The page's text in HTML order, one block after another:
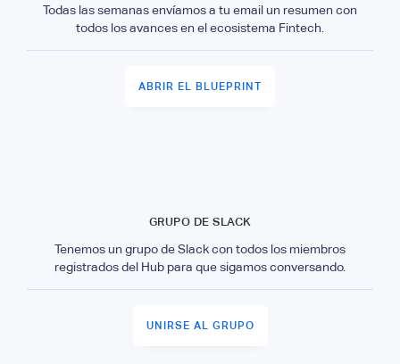
Todas las semanas envíamos a tu email un resumen con
todos los avances en el ecosistema Fintech.
ABRIR EL BLUEPRINT
GRUPO DE SLACK
Tenemos un grupo de Slack con todos los miembros
registrados del Hub para que sigamos conversando.
UNIRSE AL GRUPO